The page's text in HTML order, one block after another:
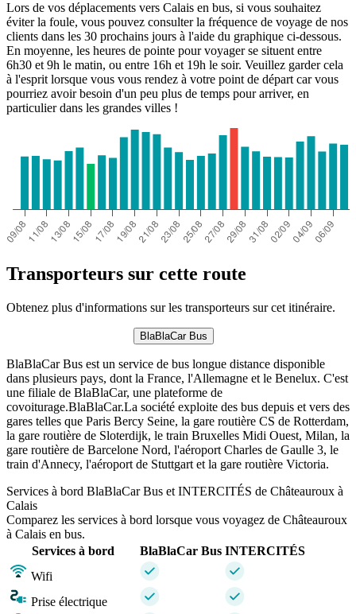
Lors de vos déplacements vers Calais en bus, si vous souhaitez
éviter la foule, vous pouvez consulter la fréquence de voyage de nos
clients dans les 30 prochains jours à l'aide du graphique ci-dessous.
En moyenne, les heures de pointe pour voyager se situent entre
6h30 et 9h le matin, ou entre 16h et 19h le soir. Veuillez garder cela
à l'esprit lorsque vous vous rendez à votre point de départ car vous
pourriez avoir besoin d'un peu plus de temps pour arriver, en
particulier dans les grandes villes !
Transporteurs sur cette route
Obtenez plus d'informations sur les transporteurs sur cet itinéraire.
BlaBlaCar Bus
BlaBlaCar Bus est un service de bus longue distance disponible
dans plusieurs pays, dont la France, l'Allemagne et le Benelux. C'est
une filiale de BlaBlaCar, une plateforme de
covoiturage.BlaBlaCar.La société exploite des bus depuis et vers des
gares telles que Paris Bercy Seine, la gare routière CS de Rotterdam,
la gare routière de Sloterdijk, le train Bruxelles Midi Ouest, Milan, la
gare routière de Barcelone Nord, l'aéroport Charles de Gaulle 3, le
train d'Annecy, l'aéroport de Stuttgart et la gare routière Victoria.
Services à bord BlaBlaCar Bus et INTERCITÉS de Châteauroux à
Calais
Comparez les services à bord lorsque vous voyagez de Châteauroux
à Calais en bus.
Services à bord
BlaBlaCar Bus INTERCITÉS
Wifi
Prise électrique